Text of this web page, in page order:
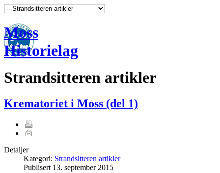
Moss
Historielag
Strandsitteren artikler
Krematoriet i Moss (del 1)
Detaljer
Kategori: Strandsitteren artikler
Publisert 13. september 2015